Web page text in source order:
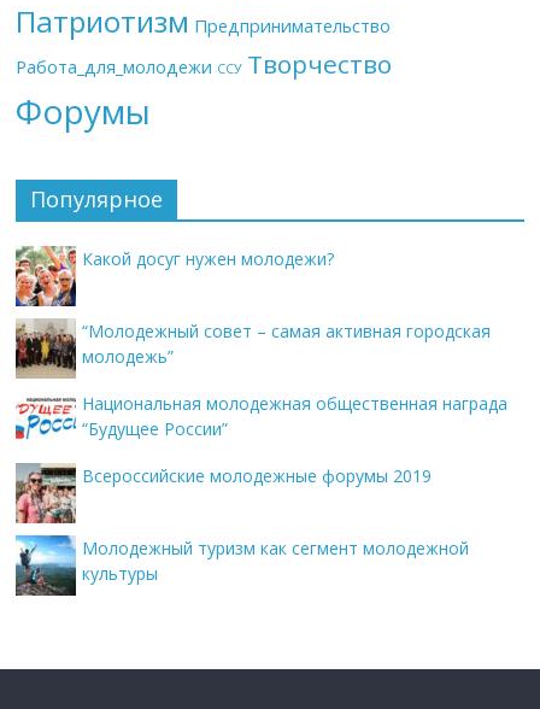
Патриотизм Предпринимательство
Работа_для_молодежи ССУ Творчество
Форумы
Популярное
Какой досуг нужен молодежи?
“Молодежный совет – самая активная городская
молодежь”
Национальная молодежная общественная награда
“Будущее России”
Всероссийские молодежные форумы 2019
Молодежный туризм как сегмент молодежной
культуры